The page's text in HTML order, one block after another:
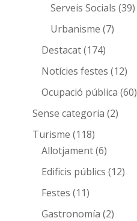
Serveis Socials (39)
Urbanisme (7)
Destacat(174)
Notícies festes (12)
Ocupació pública (60)
Sense categoria (2)
Turisme (118)
Allotjament(6)
Edificis públics (12)
Festes (11)
Gastronomía (2)